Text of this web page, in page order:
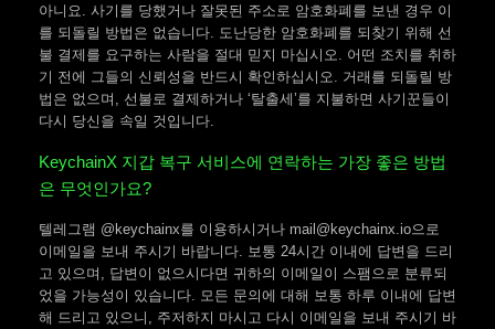
아니요. 사기를 당했거나 잘못된 주소로 암호화폐를 보낸 경우 이
를 되돌릴 방법은 없습니다. 도난당한 암호화폐를 되찾기 위해 선
불 결제를 요구하는 사람을 절대 믿지 마십시오. 어떤 조치를 취하
기 전에 그들의 신뢰성을 반드시 확인하십시오. 거래를 되돌릴 방
법은 없으며, 선불로 결제하거나 ‘탈출세’를 지불하면 사기꾼들이
다시 당신을 속일 것입니다.
KeychainX 지갑 복구 서비스에 연락하는 가장 좋은 방법
은 무엇인가요?
텔레그램 @keychainx를 이용하시거나 mail@keychainx.io으로
이메일을 보내 주시기 바랍니다. 보통 24시간 이내에 답변을 드리
고 있으며, 답변이 없으시다면 귀하의 이메일이 스팸으로 분류되
었을 가능성이 있습니다. 모든 문의에 대해 보통 하루 이내에 답변
해 드리고 있으니, 주저하지 마시고 다시 이메일을 보내 주시기 바